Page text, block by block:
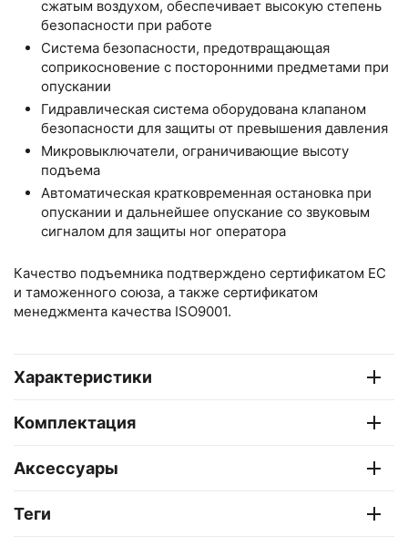
сжатым воздухом, обеспечивает высокую степень
безопасности при работе
Система безопасности, предотвращающая
соприкосновение с посторонними предметами при
опускании
Гидравлическая система оборудована клапаном
безопасности для защиты от превышения давления
Микровыключатели, ограничивающие высоту
подъема
Автоматическая кратковременная остановка при
опускании и дальнейшее опускание со звуковым
сигналом для защиты ног оператора
Качество подъемника подтверждено сертификатом EC
и таможенного союза, а также сертификатом
менеджмента качества ISO9001.
Характеристики
Комплектация
Аксессуары
Теги